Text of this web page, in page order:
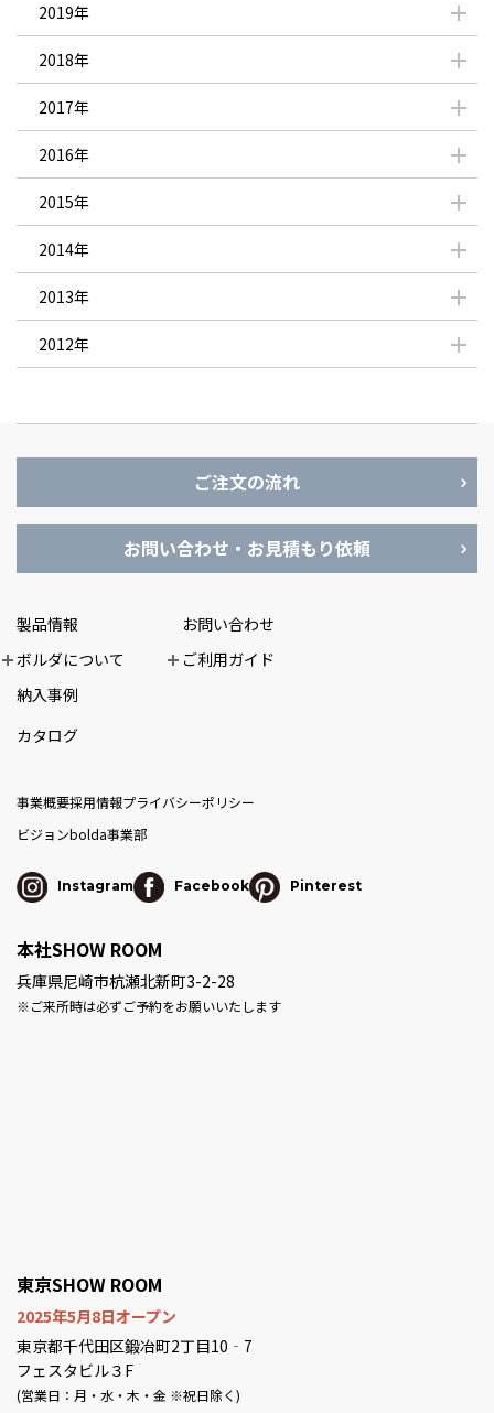
2019年
2018年
2017年
2016年
2015年
2014年
2013年
2012年
ご注文の流れ
お問い合わせ・お見積もり依頼
製品情報
ボルダについて
納入事例
カタログ
お問い合わせ
ご利用ガイド
事業概要採用情報プライバシーポリシー
ビジョンbolda事業部
Instagram Facebook Pinterest
本社SHOW ROOM
兵庫県尼崎市杭瀬北新町3-2-28
※ご来所時は必ずご予約をお願いいたします
東京SHOW ROOM
2025年5月8日オープン
東京都千代田区鍛冶町2丁目10‐7
フェスタビル３F
(営業日：月・水・木・金 ※祝日除く)